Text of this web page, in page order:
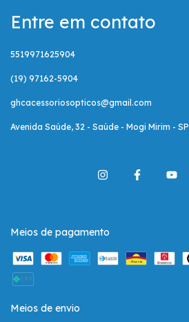
Entre em contato
5519971625904
(19) 97162-5904
ghcacessoriosopticos@gmail.com
Avenida Saúde, 32 - Saúde - Mogi Mirim - SP
Meios de pagamento
Meios de envio